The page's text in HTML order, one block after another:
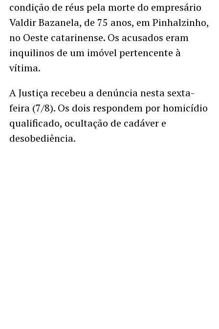
condição de réus pela morte do empresário
Valdir Bazanela, de 75 anos, em Pinhalzinho,
no Oeste catarinense. Os acusados eram
inquilinos de um imóvel pertencente à
vítima.
A Justiça recebeu a denúncia nesta sexta-
feira (7/8). Os dois respondem por homicídio
qualificado, ocultação de cadáver e
desobediência.